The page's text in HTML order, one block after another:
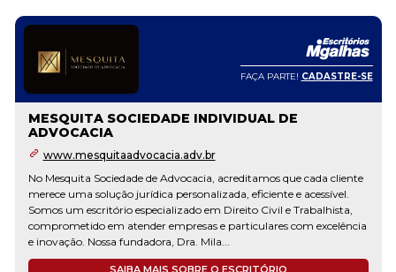
FAÇA PARTE! CADASTRE-SE
MESQUITA SOCIEDADE INDIVIDUAL DE
ADVOCACIA
www.mesquitaadvocacia.adv.br
No Mesquita Sociedade de Advocacia, acreditamos que cada cliente
merece uma solução jurídica personalizada, eficiente e acessível.
Somos um escritório especializado em Direito Civil e Trabalhista,
comprometido em atender empresas e particulares com excelência
e inovação. Nossa fundadora, Dra. Mila...
SAIBA MAIS SOBRE O ESCRITÓRIO